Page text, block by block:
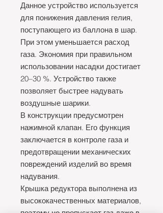
Данное устройство используется
для понижения давления гелия,
поступающего из баллона в шар.
При этом уменьшается расход
газа. Экономия при правильном
использовании насадки достигает
20–30 %. Устройство также
позволяет быстрее надувать
воздушные шарики.
В конструкции предусмотрен
нажимной клапан. Его функция
заключается в контроле газа и
предотвращении механических
повреждений изделий во время
надувания.
Крышка редуктора выполнена из
высококачественных материалов,